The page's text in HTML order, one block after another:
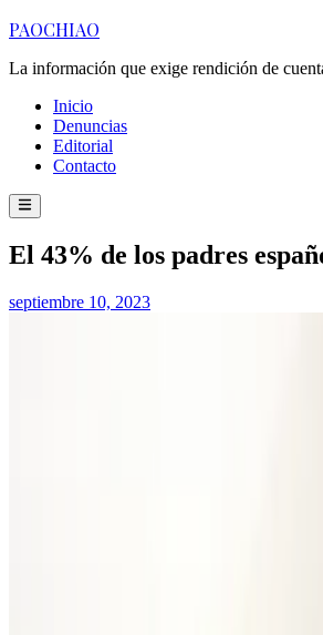
Saltar
contenido
PAOCHIAO
La información que exige rendición de
Inicio
Denuncias
Editorial
Contacto
Menú
principal
Publicado
en
El 43% de los padres
septiembre 10, 2023